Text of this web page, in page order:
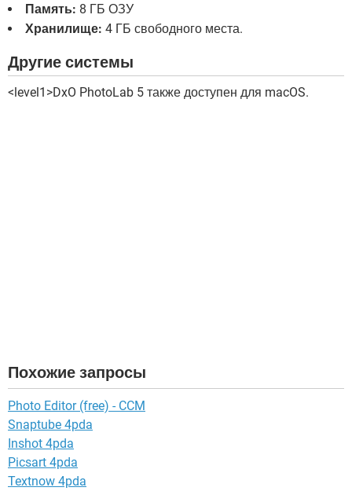
Память: 8 ГБ ОЗУ
Хранилище: 4 ГБ свободного места.
Другие системы
<level1>DxO PhotoLab 5 также доступен для macOS.
Похожие запросы
Photo Editor (free) - CCM
Snaptube 4pda
Inshot 4pda
Picsart 4pda
Textnow 4pda